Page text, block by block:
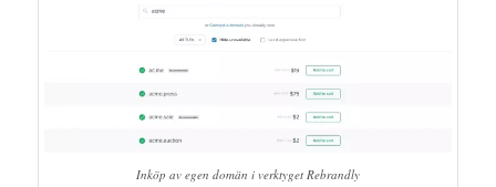
Inköp av egen domän i verktyget Rebrandly